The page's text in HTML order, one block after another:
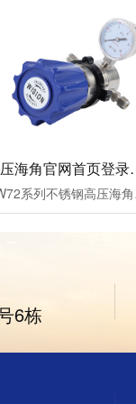
高压海
RW72系列不
6栋